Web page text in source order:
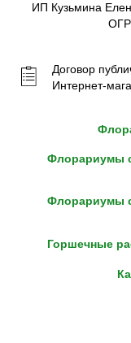
ИП Кузьмина
Договор
Интернет-
Флорариумы
Флорариумы
Горшечные